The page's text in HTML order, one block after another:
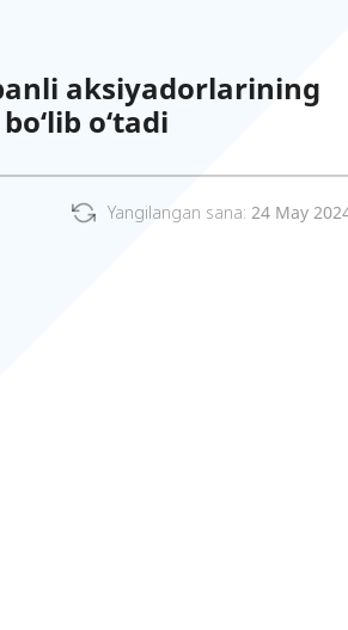
aksiyadorlarining
o‘tadi
Yangilangan sana: 24 May